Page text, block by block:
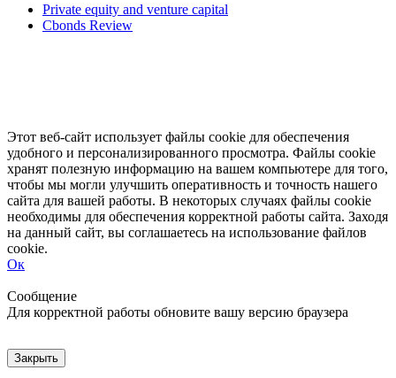
Private equity and venture capital
Cbonds Review
Этот веб-сайт использует файлы cookie для обеспечения
удобного и персонализированного просмотра. Файлы cookie
хранят полезную информацию на вашем компьютере для того,
чтобы мы могли улучшить оперативность и точность нашего
сайта для вашей работы. В некоторых случаях файлы cookie
необходимы для обеспечения корректной работы сайта. Заходя
на данный сайт, вы соглашаетесь на использование файлов
cookie.
Ок
Сообщение
Для корректной работы обновите вашу версию браузера
Закрыть